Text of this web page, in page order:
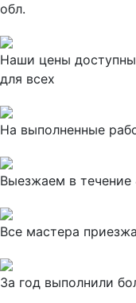
обл.
Наши цены доступны
для всех
На выполненные
Выезжаем в течение
Все мастера
За год выполнили